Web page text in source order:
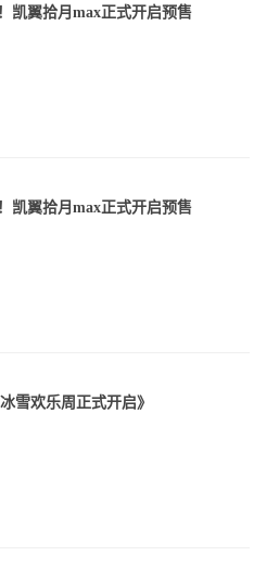
凯翼拾月max正式开启预售
凯翼拾月max正式开启预售
雪欢乐周正式开启》